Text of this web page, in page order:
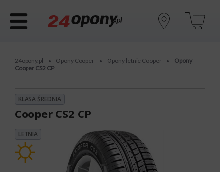
24opony.pl • Opony Cooper • Opony letnie Cooper •
Opony
Cooper CS2 CP
KLASA ŚREDNIA
Cooper CS2 CP
LETNIA